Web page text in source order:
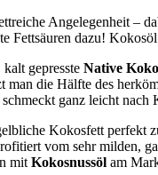
Angelegenheit –
Fettsäuren dazu!
gepresste Native
man die Hälfte des
ganz leicht
Kokosfett perfekt
vom sehr milden,
mit Kokosnussöl am